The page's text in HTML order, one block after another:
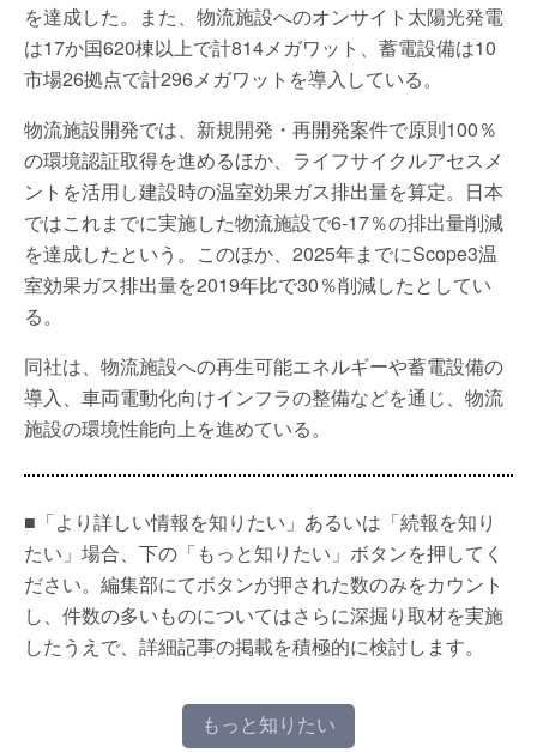
を達成した。また、物流施設へのオンサイト太陽光発電
は17か国620棟以上で計814メガワット、蓄電設備は10
市場26拠点で計296メガワットを導入している。
物流施設開発では、新規開発・再開発案件で原則100％
の環境認証取得を進めるほか、ライフサイクルアセスメ
ントを活用し建設時の温室効果ガス排出量を算定。日本
ではこれまでに実施した物流施設で6-17％の排出量削減
を達成したという。このほか、2025年までにScope3温
室効果ガス排出量を2019年比で30％削減したとしてい
る。
同社は、物流施設への再生可能エネルギーや蓄電設備の
導入、車両電動化向けインフラの整備などを通じ、物流
施設の環境性能向上を進めている。
■「より詳しい情報を知りたい」あるいは「続報を知り
たい」場合、下の「もっと知りたい」ボタンを押してく
ださい。編集部にてボタンが押された数のみをカウント
し、件数の多いものについてはさらに深掘り取材を実施
したうえで、詳細記事の掲載を積極的に検討します。
もっと知りたい